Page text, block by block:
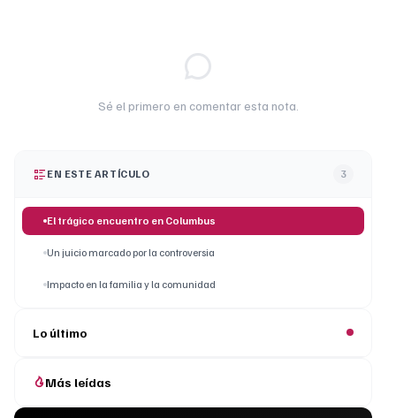
Sé el primero en comentar esta nota.
EN ESTE ARTÍCULO 3
El trágico encuentro en Columbus
Un juicio marcado por la controversia
Impacto en la familia y la comunidad
Lo último
Más leídas